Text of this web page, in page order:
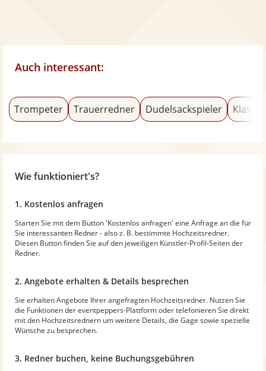
Auch interessant:
Trompeter Trauerredner Dudelsackspieler
Wie funktioniert's?
1. Kostenlos anfragen
Starten Sie mit dem Button 'Kostenlos anfragen' eine Anfrage an die für
Sie interessanten Redner - also z. B. bestimmte Hochzeitsredner.
Diesen Button finden Sie auf den jeweiligen Künstler-Profil-Seiten der
Redner.
2. Angebote erhalten & Details besprechen
Sie erhalten Angebote Ihrer angefragten Hochzeitsredner. Nutzen Sie
die Funktionen der eventpeppers-Plattform oder telefonieren Sie direkt
mit den Hochzeitsrednern um weitere Details, die Gage sowie spezielle
Wünsche zu besprechen.
3. Redner buchen, keine Buchungsgebühren